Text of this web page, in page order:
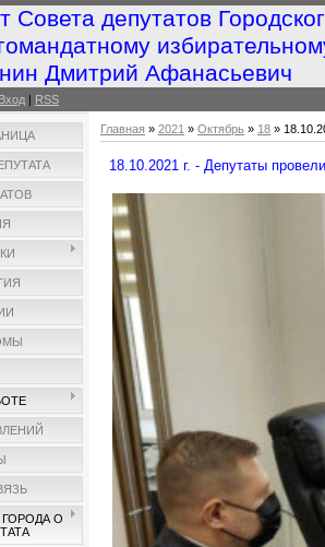
Совета депутатов
Дмитрий Афанасьевич
Вход | RSS
О
Главная » 2021 » Октябрь » 18 »
18.10.2021 г. - Депутаты